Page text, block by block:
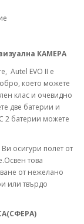
КАМЕРА
Autel EVO II e
което можете
клас и очевидно
две батерии и
2 батерии можете
осигури полет от
това
от нежелано
или твърдо